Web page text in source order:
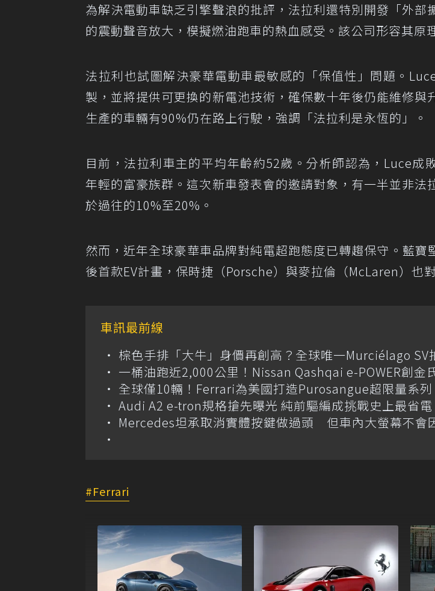
為解決電動車缺乏引擎聲浪的批評，法拉利還特別開發「外部
的震動聲音放大，模擬燃油跑車的熱血感受。該公司形容其原
法拉利也試圖解決豪華電動車最敏感的「保值性」問題。
製，並將提供可更換的新電池技術，確保數十年後仍能維修與
生產的車輛有90%仍在路上行駛，強調「法拉利是永恆的」。
目前，法拉利車主的平均年齡約52歲。分析師認為，Luce成
年輕的富豪族群。這次新車發表會的邀請對象，有一半並非法
於過往的10%至20%。
然而，近年全球豪華車品牌對純電超跑態度已轉趨保守。藍
後首款EV計畫，保時捷（Porsche）與麥拉倫（McLaren）也
車訊最前線
棕色手排「大牛」身價再創高？全球唯一Murciélago SV
一桶油跑近2,000公里！Nissan Qashqai e-POWER創金
全球僅10輛！Ferrari為美國打造Purosangue超限量系列
Audi A2 e-tron規格搶先曝光 純前驅編成挑戰史上最省電
Mercedes坦承取消實體按鍵做過頭 但車內大螢幕不會
Ferrari